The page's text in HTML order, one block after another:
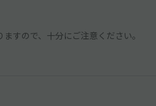
すので、十分にご注意ください。